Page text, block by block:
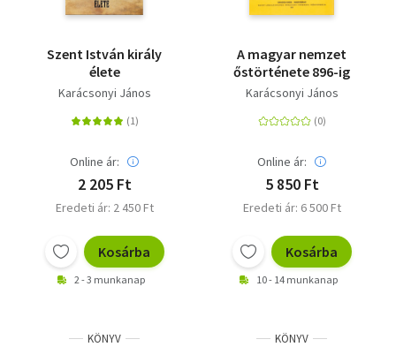
Szent István király
élete
Karácsonyi János
Online ár:
2 205 Ft
Eredeti ár: 2 450 Ft
Kosárba
2 - 3 munkanap
A magyar nemzet
őstörténete 896-ig
Karácsonyi János
Online ár:
5 850 Ft
Eredeti ár: 6 500 Ft
Kosárba
10 - 14 munkanap
KÖNYV KÖNYV